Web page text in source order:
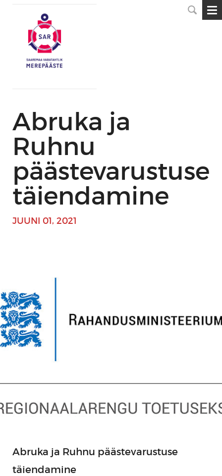
Abruka ja
Ruhnu
päästevarustuse
täiendamine
JUUNI 01, 2021
Abruka ja Ruhnu päästevarustuse
täiendamine